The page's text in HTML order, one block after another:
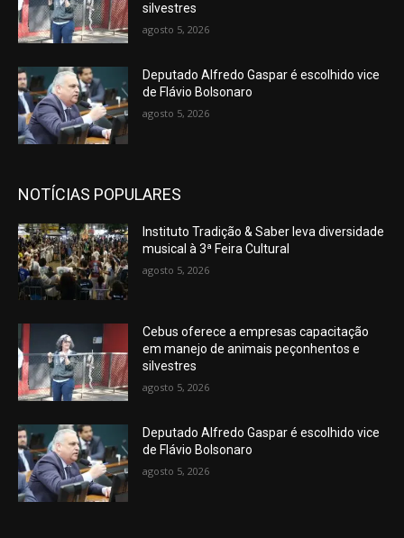
silvestres
agosto 5, 2026
Deputado Alfredo Gaspar é escolhido vice
de Flávio Bolsonaro
agosto 5, 2026
NOTÍCIAS POPULARES
Instituto Tradição & Saber leva diversidade
musical à 3ª Feira Cultural
agosto 5, 2026
Cebus oferece a empresas capacitação
em manejo de animais peçonhentos e
silvestres
agosto 5, 2026
Deputado Alfredo Gaspar é escolhido vice
de Flávio Bolsonaro
agosto 5, 2026